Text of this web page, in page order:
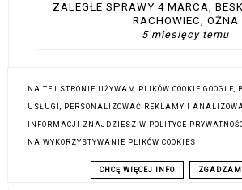
ZALEGŁE SPRAWY 4 MARCA,
RACHOWIEC, OŹNA
5 miesięcy temu
LUBAŃ – OCHOTNICA DOLNA –
NA TEJ STRONIE UŻYWAM PLIKÓW COOKIE GOOGLE,
USŁUGI, PERSONALIZOWAĆ REKLAMY I
INFORMACJI ZNAJDZIESZ W POLITYCE
NA WYKORZYSTYWANIE PLIKÓW COOKIES
CHCĘ WIĘCEJ INFO